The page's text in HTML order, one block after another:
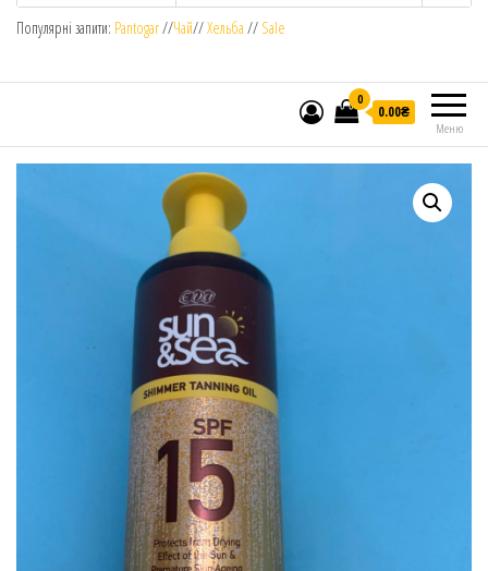
Популярні запити: Pantogar//Чай//Хельба // Sale
Меню
0
0.00₴